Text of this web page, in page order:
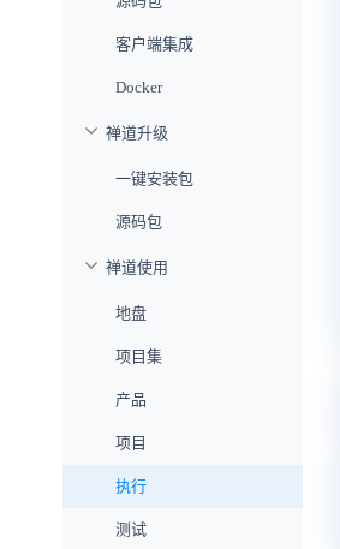
客户端集成
Docker
禅道升级
一键安装包
源码包
禅道使用
地盘
项目集
产品
项目
执行
测试